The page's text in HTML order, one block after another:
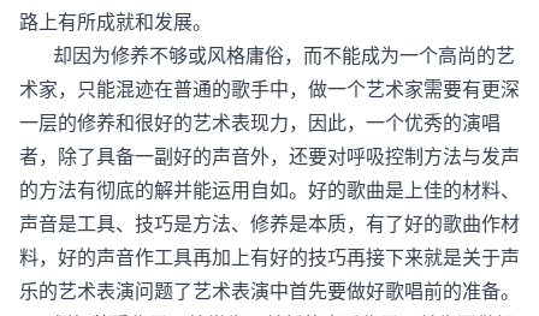
路上有所成就和发展。
却因为修养不够或风格庸俗，而不能成为一个高尚的艺
术家，只能混迹在普通的歌手中，做一个艺术家需要有更深
一层的修养和很好的艺术表现力，因此，一个优秀的演唱
者，除了具备一副好的声音外，还要对呼吸控制方法与发声
的方法有彻底的解并能运用自如。好的歌曲是上佳的材料、
声音是工具、技巧是方法、修养是本质，有了好的歌曲作材
料，好的声音作工具再加上有好的技巧再接下来就是关于声
乐的艺术表演问题了艺术表演中首先要做好歌唱前的准备。